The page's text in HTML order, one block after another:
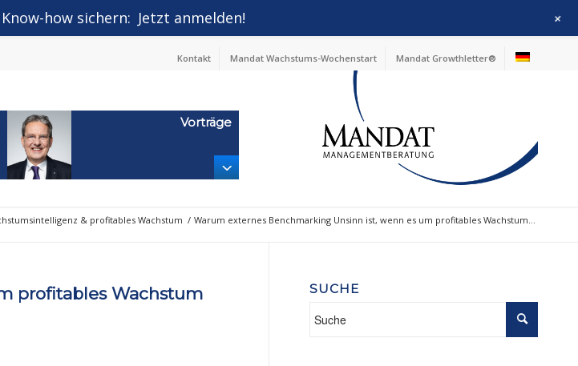
Kontakt Mandat Wachstums-Wochenstart Mandat Growthletter®
Vorträge
& profitables Wachstum / Warum externes Benchmarking Unsinn ist, wenn es um profitables Wachstum...
profitables Wachstum
SUCHE
how sichern: Jetzt anmelden! +